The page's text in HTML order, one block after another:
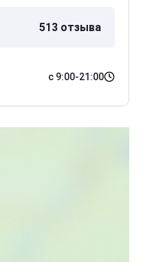
513 отзыва
с 9:00-21:00